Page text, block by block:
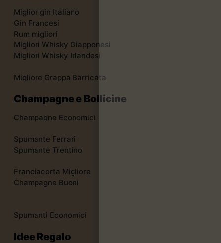
Miglior gin Italiano
Gin Francesi
Rum migliori
Migliori Whisky Giapponesi
Migliori Whisky Irlandesi
Migliore Grappa Barricata
Champagne e Bollicine
Champagne Economici
Spumante Ferrari
Spumante Trentino
Franciacorta Migliore
Champagne Buoni
Spumanti Economici
Idee Regalo